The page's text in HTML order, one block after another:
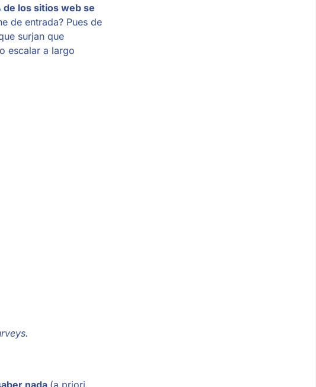
de los sitios web se
de entrada? Pues de
surjan que
escalar a largo
nada (a priori,